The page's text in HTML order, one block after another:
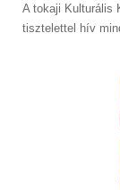
A tokaji Kulturális
tisztelettel hív